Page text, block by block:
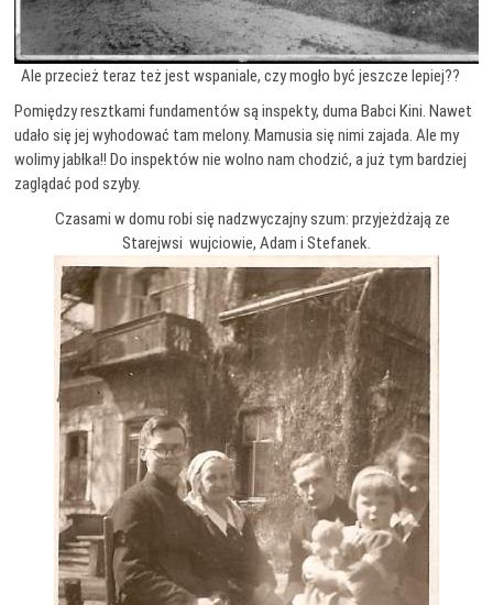
Ale przecież teraz też jest wspaniale, czy mogło być jeszcze lepiej??
Pomiędzy resztkami fundamentów są inspekty, duma Babci Kini. Nawet
udało się jej wyhodować tam melony. Mamusia się nimi zajada. Ale my
wolimy jabłka!! Do inspektów nie wolno nam chodzić, a już tym bardziej
zaglądać pod szyby.
Czasami w domu robi się nadzwyczajny szum: przyjeżdżają ze
Starejwsi wujciowie, Adam i Stefanek.